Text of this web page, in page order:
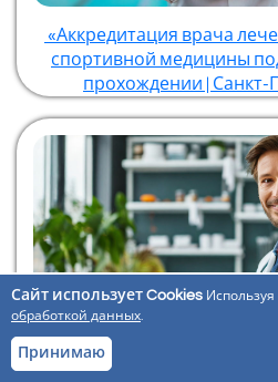
«Аккредитация врача
спортивной медицины
прохождении | Санкт-
Сайт использует Cookies Используя
обработкой данных.
Принимаю